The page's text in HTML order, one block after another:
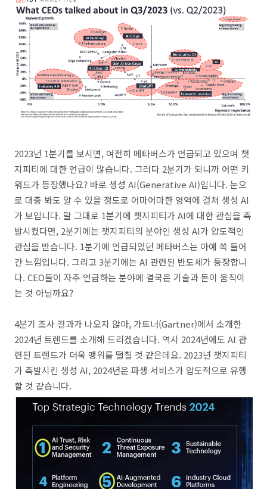
2023년 1분기를 보시면, 여전히 메타버스가 언급되고 있으며 챗
지피티에 대한 언급이 많습니다. 그러다 2분기가 되니까 어떤 키
워드가 등장했나요? 바로 생성 AI(Generative AI)입니다. 눈으
로 대충 봐도 알 수 있을 정도로 어마어마한 영역에 걸쳐 생성 AI
가 보입니다. 말 그대로 1분기에 챗지피티가 AI에 대한 관심을 촉
발시켰다면, 2분기에는 챗지피티의 분야인 생성 AI가 압도적인
관심을 받습니다. 1분기에 언급되었던 메타버스는 아예 쏙 들어
간 느낌입니다. 그리고 3분기에는 AI 관련된 반도체가 등장합니
다. CEO들이 자주 언급하는 분야에 결국은 기술과 돈이 움직이
는 것 아닐까요?
4분기 조사 결과가 나오지 않아, 가트너(Gartner)에서 소개한
2024년 트렌드를 소개해 드리겠습니다. 역시 2024년에도 AI 관
련된 트렌드가 더욱 맹위를 떨칠 것 같은데요. 2023년 챗지피티
가 촉발시킨 생성 AI, 2024년은 파생 서비스가 압도적으로 유행
할 것 같습니다.